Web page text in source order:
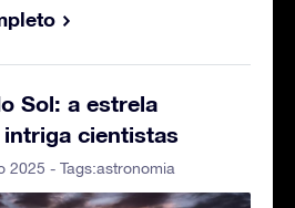
Sol: a estrela
cientistas
2025 - Tags:astronomia